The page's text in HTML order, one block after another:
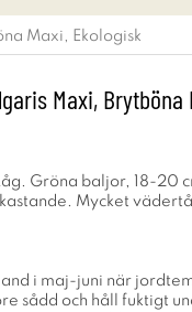
Maxi, Ekologisk
Maxi, Brytböna
Gröna baljor, 18-20
Mycket
i maj-juni när
sådd och håll fuktigt